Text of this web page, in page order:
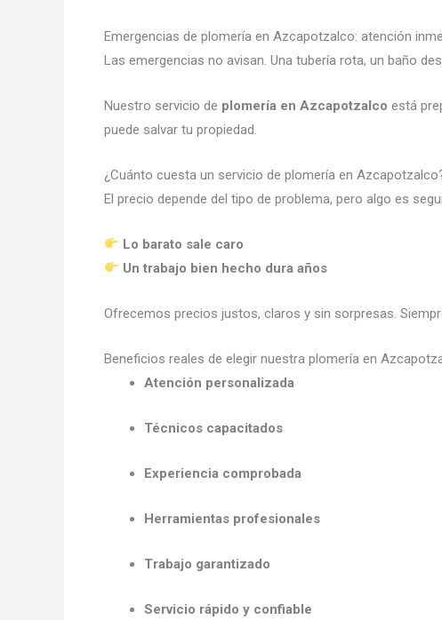
Emergencias de plomería en Azcapotzalco: atención
Las emergencias no avisan. Una tubería rota, un baño
Nuestro servicio de plomería en Azcapotzalco está
puede salvar tu propiedad.
¿Cuánto cuesta un servicio de plomería en
El precio depende del tipo de problema, pero algo es
Lo barato sale caro
Un trabajo bien hecho dura años
Ofrecemos precios justos, claros y sin sorpresas.
Beneficios reales de elegir nuestra plomería en
Atención personalizada
Técnicos capacitados
Experiencia comprobada
Herramientas profesionales
Trabajo garantizado
Servicio rápido y confiable